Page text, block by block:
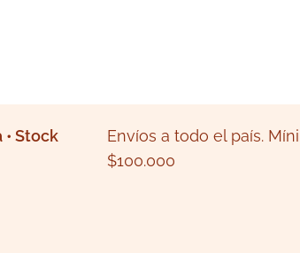
• Stock
Envíos a todo el país.
$100.000